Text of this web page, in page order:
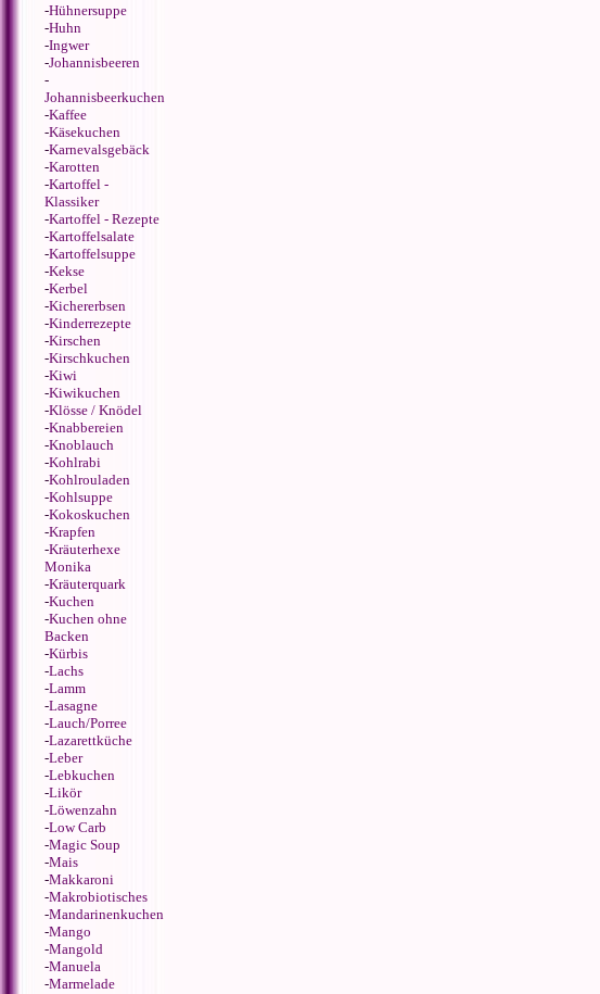
-Hühnersuppe
-Huhn
-Ingwer
-Johannisbeeren
-
Johannisbeerkuchen
-Kaffee
-Käsekuchen
-Karnevalsgebäck
-Karotten
-Kartoffel -
Klassiker
-Kartoffel - Rezepte
-Kartoffelsalate
-Kartoffelsuppe
-Kekse
-Kerbel
-Kichererbsen
-Kinderrezepte
-Kirschen
-Kirschkuchen
-Kiwi
-Kiwikuchen
-Klösse / Knödel
-Knabbereien
-Knoblauch
-Kohlrabi
-Kohlrouladen
-Kohlsuppe
-Kokoskuchen
-Krapfen
-Kräuterhexe
Monika
-Kräuterquark
-Kuchen
-Kuchen ohne
Backen
-Kürbis
-Lachs
-Lamm
-Lasagne
-Lauch/Porree
-Lazarettküche
-Leber
-Lebkuchen
-Likör
-Löwenzahn
-Low Carb
-Magic Soup
-Mais
-Makkaroni
-Makrobiotisches
-Mandarinenkuchen
-Mango
-Mangold
-Manuela
-Marmelade